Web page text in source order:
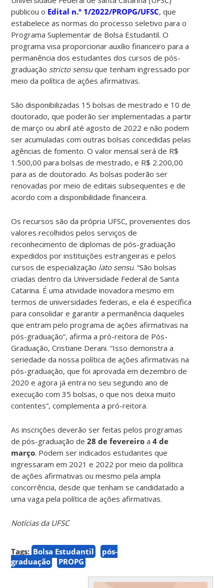
publicou o Edital n.º 1/2022/PROPG/UFSC, que
estabelece as normas do processo seletivo para o
Programa Suplementar de Bolsa Estudantil. O
programa visa proporcionar auxílio financeiro para a
permanência dos estudantes dos cursos de pós-
graduação stricto sensuque tenham ingressado por
meio da política de ações afirmativas.
São disponibilizadas 15 bolsas de mestrado e 10 de
doutorado, que poderão ser implementadas a partir
de março ou abril até agosto de 2022 e não podem
ser acumuladas com outras bolsas concedidas pelas
agências de fomento. O valor mensal será de R$
1.500,00 para bolsas de mestrado, e R$ 2.200,00
para as de doutorado. As bolsas poderão ser
renovadas por meio de editais subsequentes e de
acordo com a disponibilidade financeira.
Os recursos são da própria UFSC, provenientes dos
valores recolhidos pelos serviços de
reconhecimento de diplomas de pós-graduação
expedidos por instituições estrangeiras e pelos
cursos de especialização lato sensu. “São bolsas
criadas dentro da Universidade Federal de Santa
Catarina. É uma atividade inovadora mesmo em
termos de universidades federais, e ela é específica
para consolidar e garantir a permanência daqueles
que entram pelo programa de ações afirmativas na
pós-graduação”, afirma a pró-reitora de Pós-
Graduação, Cristiane Derani. “Isso demonstra a
seriedade da nossa política de ações afirmativas na
pós-graduação, que foi aprovada em dezembro de
2020 e agora já entra no seu segundo ano de
execução com 35 bolsas, o que nos deixa muito
contentes”, complementa a pró-reitora.
As inscrições deverão ser feitas pelos programas
de pós-graduação de28 de fevereiroa 4 de
março. Podem ser indicados estudantes que
ingressaram em 2021 e 2022 por meio da política
de ações afirmativas ou mesmo pela ampla
concorrência, desde que tenham se candidatado a
uma vaga pela política de ações afirmativas.
Notícias da UFSC
Tags: Bolsa Estudantil
pós-
graduação
PROPG